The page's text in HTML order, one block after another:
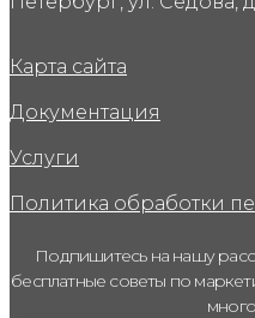
Карта сайта
Документация
Услуги
Политика обработки
Подпишитесь на нашу
бесплатные советы по